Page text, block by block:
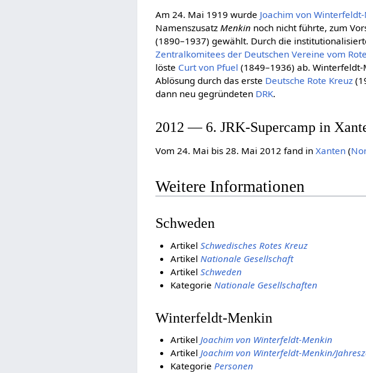
Am 24. Mai 1919 wurde Joachim von
NamenszusatzMenkin noch nicht führte, zum
(1890–1937) gewählt. Durch die
Zentralkomitees der Deutschen Vereine vom
löste Curt von Pfuel (1849–1936) ab.
Ablösung durch das erste Deut­sche Rote Kreuz
dann neu gegründeten DRK.
2012 — 6. JRK-Supercamp in
Vom 24. Mai bis 28. Mai 2012 fand inXanten (
Weitere Informationen
Schweden
Artikel Schwedisches Rotes Kreuz
Artikel Nationale Gesellschaft
Artikel Schweden
Kategorie Nationale Gesellschaften
Winterfeldt-Menkin
Artikel Joachim von Winterfeldt-Menkin
Artikel Joachim von Winterfeldt-Menkin/
Kategorie Personen